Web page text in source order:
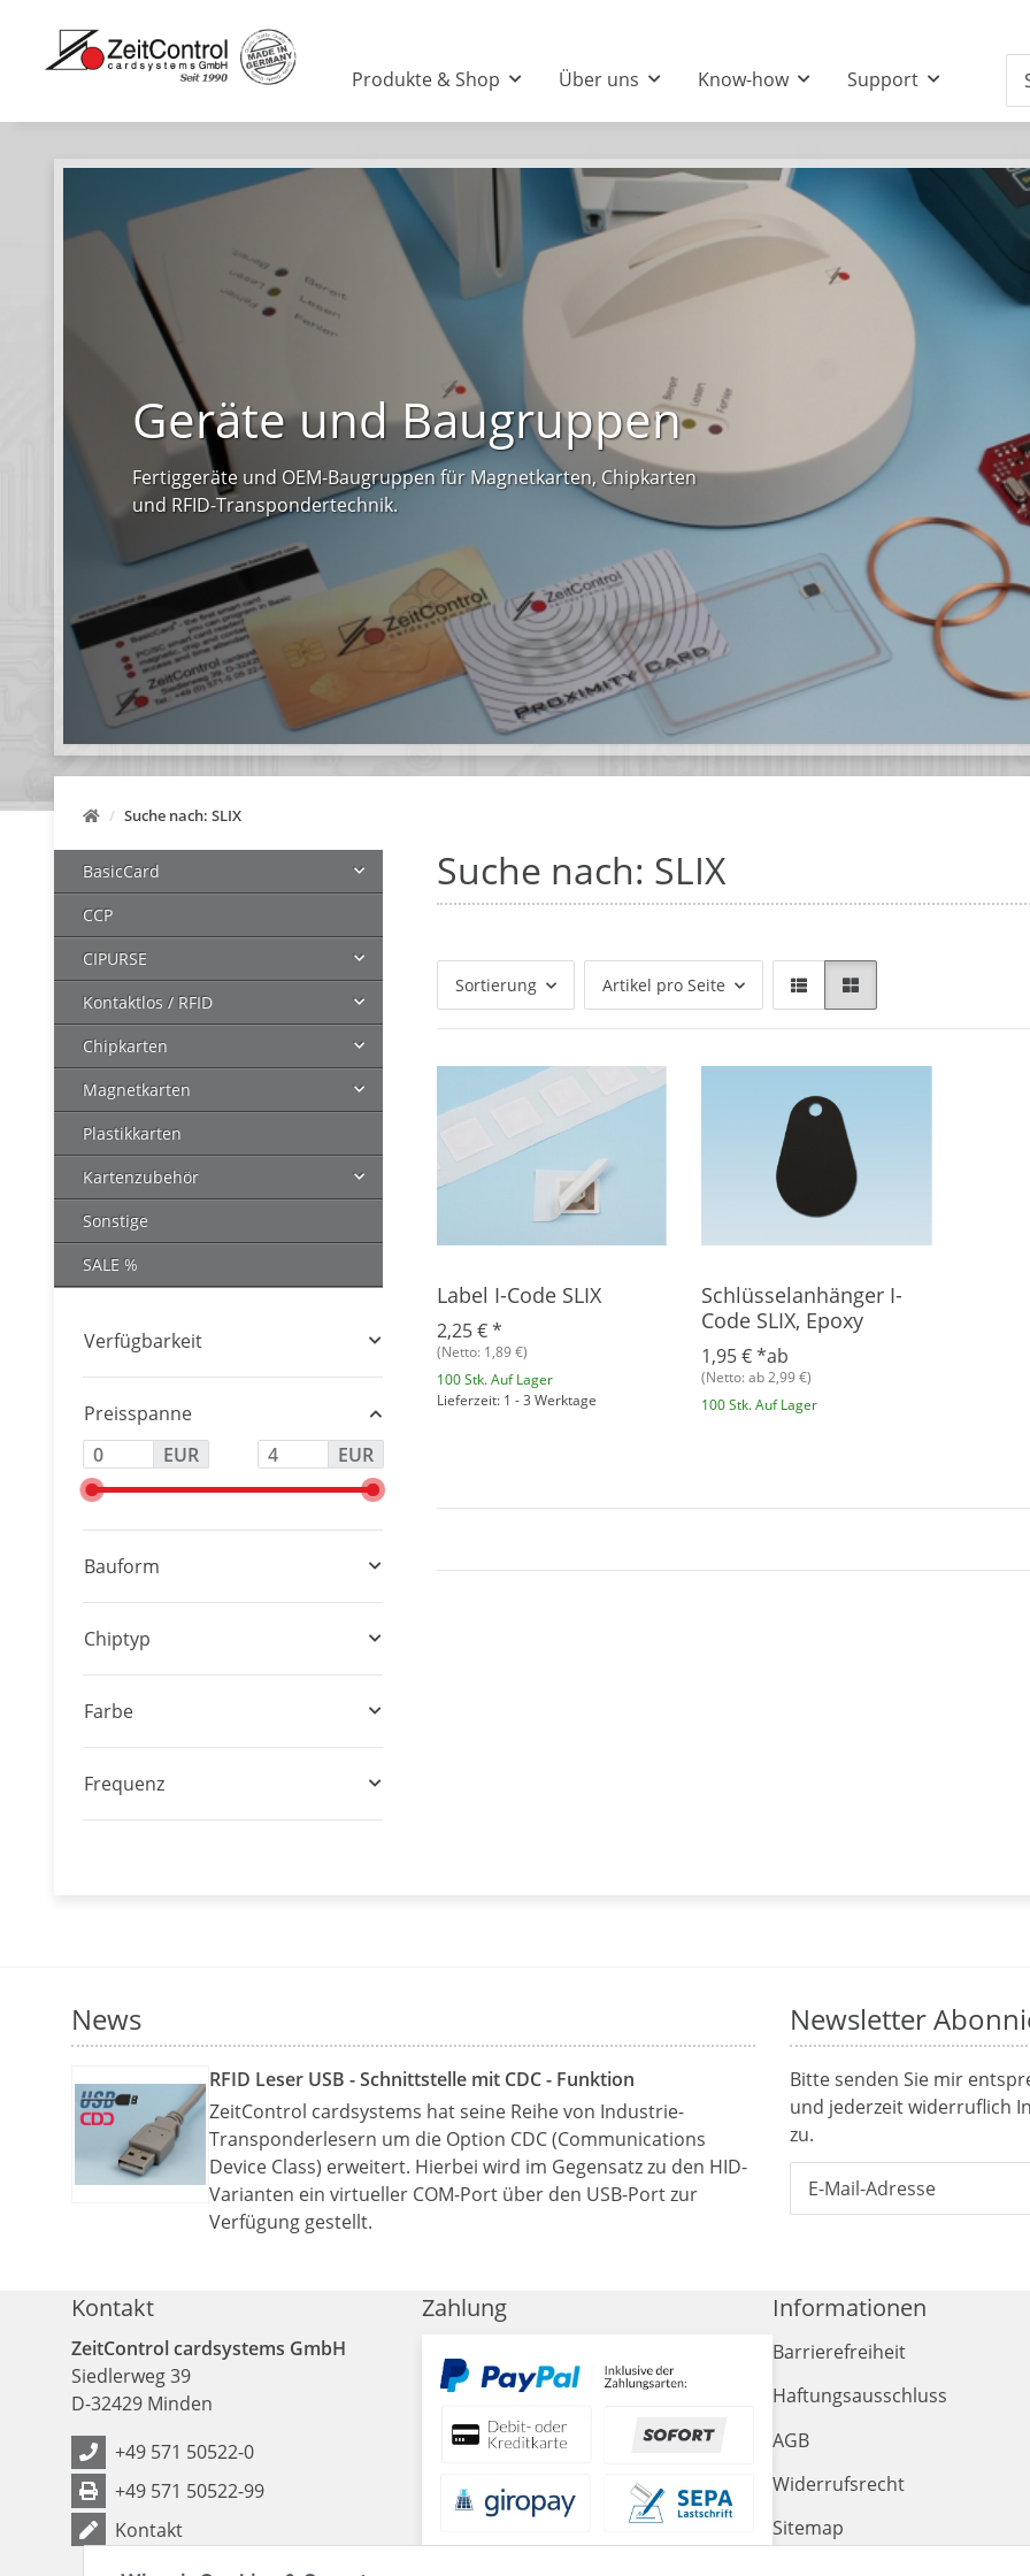
Produkte & Shop Über uns Know-how Support
Geräte und Baugruppen
Fertiggeräte und OEM-Baugruppen für Magnetkarten, Chipkarten
und RFID-Transpondertechnik.
Suche nach: SLIX
Suche nach: SLIX
Sortierung Artikel pro Seite
Label I-Code SLIX
2,25 €*
(Netto: 1,89 €)
100 Stk. Auf Lager
Lieferzeit: 1 - 3 Werktage
Schlüsselanhänger I-
Code SLIX, Epoxy
ab
1,95 €*
(Netto: ab 2,99 €)
100 Stk. Auf Lager
BasicCard
CCP
CIPURSE
Kontaktlos / RFID
Chipkarten
Magnetkarten
Plastikkarten
Kartenzubehör
Sonstige
SALE %
Verfügbarkeit
Preisspanne
EUR
EUR
Bauform
Chiptyp
Farbe
Frequenz
News
RFID Leser USB - Schnittstelle mit CDC - Funktion
ZeitControl cardsystems hat seine Reihe von Industrie-
Transponderlesern um die Option CDC (Communications
Device Class) erweitert. Hierbei wird im Gegensatz zu den HID-
Varianten ein virtueller COM-Port über den USB-Port zur
Verfügung gestellt.
Newsletter
Bitte senden Sie mir
und jederzeit widerruflich
zu.
Kontakt
ZeitControl cardsystems GmbH
Siedlerweg 39
D-32429 Minden
+49 571 50522-0
+49 571 50522-99
Kontakt
Zahlung Informationen
Barrierefreiheit
Haftungsausschluss
AGB
Widerrufsrecht
Sitemap